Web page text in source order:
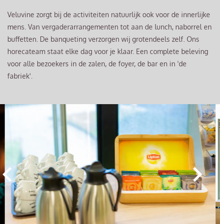
Veluvine zorgt bij de activiteiten natuurlijk ook voor de innerlijke
mens. Van vergaderarrangementen tot aan de lunch, naborrel en
buffetten. De banqueting verzorgen wij grotendeels zelf. Ons
horecateam staat elke dag voor je klaar. Een complete beleving
voor alle bezoekers in de zalen, de foyer, de bar en in 'de
fabriek'.
Overslaan